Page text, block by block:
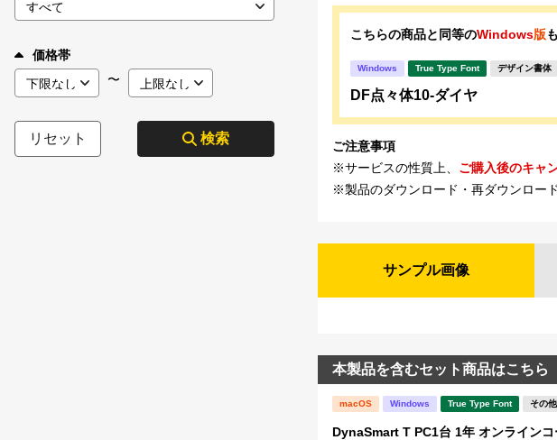
価格帯
〜
リセット 検索
こちらの商品と同等のWindows版
Windows True Type Font デザイン書体
DF点々体10-ダイヤ
ご注意事項
※サービスの性質上、 ご購入後のキャ
※製品のダウンロード・再ダウンロード
サンプル画像
本製品を含むセット商品はこちら
macOS Windows True Type Font その他
DynaSmart T PC1台 1年 オンライン